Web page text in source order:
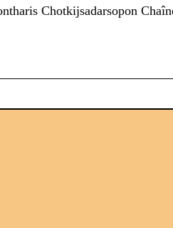
Chotkijsadarsopon